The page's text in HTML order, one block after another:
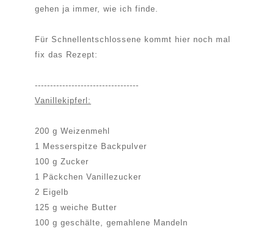
gehen ja immer, wie ich finde.
Für Schnellentschlossene kommt hier noch mal
fix das Rezept:
----------------------------------
Vanillekipferl:
200 g Weizenmehl
1 Messerspitze Backpulver
100 g Zucker
1 Päckchen Vanillezucker
2 Eigelb
125 g weiche Butter
100 g geschälte, gemahlene Mandeln